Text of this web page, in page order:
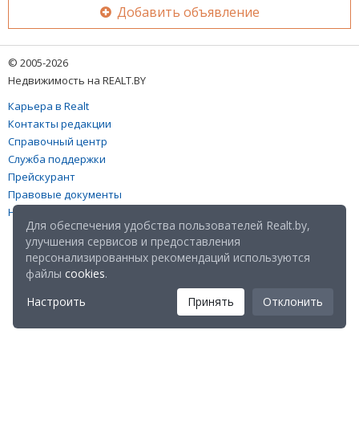
Добавить объявление
© 2005-2026
Недвижимость на REALT.BY
Карьера в Realt
Контакты редакции
Справочный центр
Служба поддержки
Прейскурант
Правовые документы
Настройка файлов cookies
Для обеспечения удобства пользователей Realt.by,
улучшения сервисов и предоставления
персонализированных рекомендаций используются
файлы cookies.
Настроить
Принять Отклонить